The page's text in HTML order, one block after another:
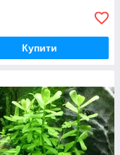
Купити